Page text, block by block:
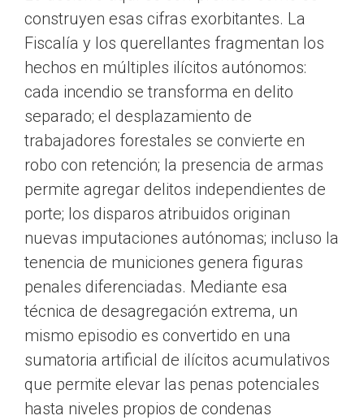
construyen esas cifras exorbitantes. La
Fiscalía y los querellantes fragmentan los
hechos en múltiples ilícitos autónomos:
cada incendio se transforma en delito
separado; el desplazamiento de
trabajadores forestales se convierte en
robo con retención; la presencia de armas
permite agregar delitos independientes de
porte; los disparos atribuidos originan
nuevas imputaciones autónomas; incluso la
tenencia de municiones genera figuras
penales diferenciadas. Mediante esa
técnica de desagregación extrema, un
mismo episodio es convertido en una
sumatoria artificial de ilícitos acumulativos
que permite elevar las penas potenciales
hasta niveles propios de condenas